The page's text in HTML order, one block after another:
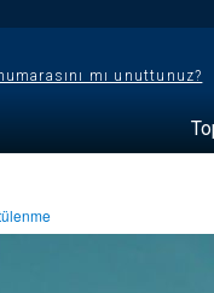
mı unuttunuz?